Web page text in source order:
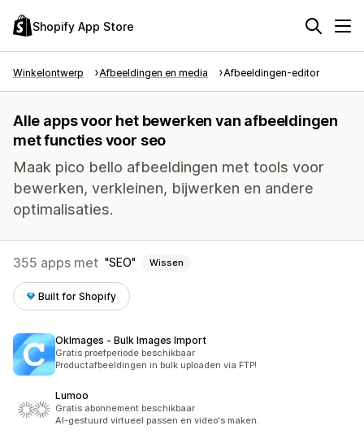
Shopify App Store
Winkelontwerp Afbeeldingen en media Afbeeldingen-editor
Alle apps voor het bewerken van afbeeldingen
met functies voor seo
Maak pico bello afbeeldingen met tools voor
bewerken, verkleinen, bijwerken en andere
optimalisaties.
355 apps met SEO Wissen
Built for Shopify
OkImages ‑ Bulk Images Import
Gratis proefperiode beschikbaar
Productafbeeldingen in bulk uploaden via FTP!
Lumoo
Gratis abonnement beschikbaar
AI-gestuurd virtueel passen en video's maken.